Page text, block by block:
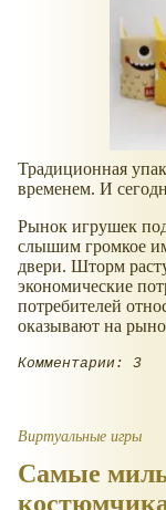
Традиционная
временем. И
Рынок игрушек
слышим громкое
двери. Шторм
экономические
потребителей
оказывают на
Комментарии: 3
Виртуальные игры
Самые